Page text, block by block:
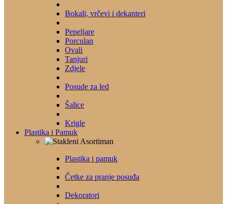
Bokali, vrčevi i dekanteri
Pepeljare
Porculan
Ovali
Tanjuri
Zdjele
Posude za led
Šalice
Krigle
Plastika i Pamuk
Plastika i pamuk
Četke za pranje posuđa
Dekoratori